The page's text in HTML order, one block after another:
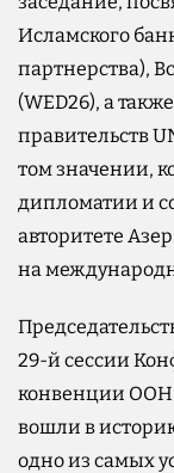
Исламского
партнерства),
(WED26), а
правительств
том значении,
дипломатии и
авторитете
на
29-й сессии
конвенции ООН
вошли в
одно из самых